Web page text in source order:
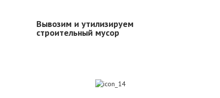
Вывозим и утилизируем
строительный мусор